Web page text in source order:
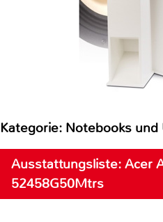
Kategorie: Notebooks und
Ausstattungsliste: Acer
52458G50Mtrs